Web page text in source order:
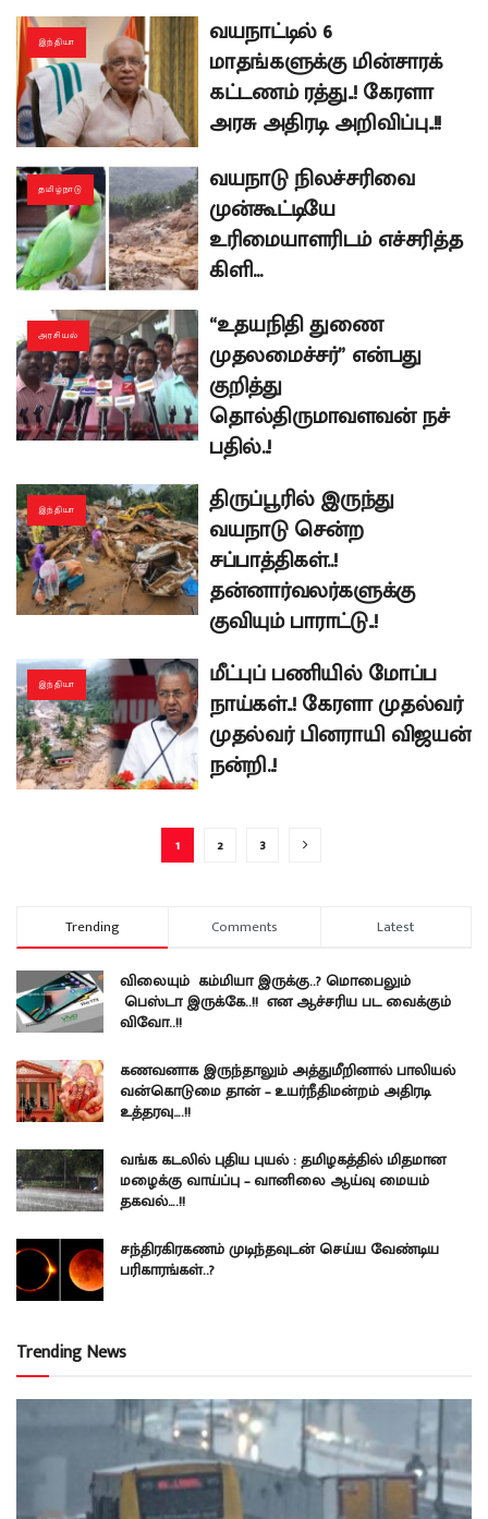
இந்தியா
வயநாட்டில் 6
மாதங்களுக்கு மின்சாரக்
கட்டணம் ரத்து..! கேரளா
அரசு அதிரடி அறிவிப்பு..!!
தமிழ்நாடு
வயநாடு நிலச்சரிவை
முன்கூட்டியே
உரிமையாளரிடம் எச்சரித்த
கிளி…
அரசியல்
“உதயநிதி துணை
முதலமைச்சர்” என்பது
குறித்து
தொல்திருமாவளவன் நச்
பதில்..!
இந்தியா
திருப்பூரில் இருந்து
வயநாடு சென்ற
சப்பாத்திகள்..!
தன்னார்வலர்களுக்கு
குவியும் பாராட்டு..!
இந்தியா
மீட்புப் பணியில் மோப்ப
நாய்கள்..! கேரளா முதல்வர்
முதல்வர் பினராயி விஜயன்
நன்றி..!
1 2 3
Trending Comments Latest
விலையும் கம்மியா இருக்கு..? மொபைலும்
பெஸ்டா இருக்கே..!! என ஆச்சரிய பட வைக்கும்
விவோ..!!
கணவனாக இருந்தாலும் அத்துமீறினால் பாலியல்
வன்கொடுமை தான் – உயர்நீதிமன்றம் அதிரடி
உத்தரவு….!!
வங்க கடலில் புதிய புயல் : தமிழகத்தில் மிதமான
மழைக்கு வாய்ப்பு – வானிலை ஆய்வு மையம்
தகவல்….!!
சந்திரகிரகணம் முடிந்தவுடன் செய்ய வேண்டிய
பரிகாரங்கள்..?
Trending News